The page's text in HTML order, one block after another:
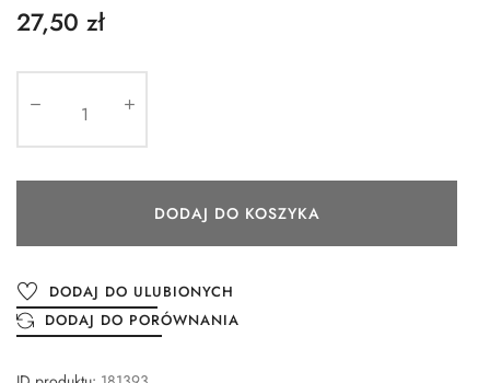
27,50 zł
DODAJ DO KOSZYKA
DODAJ DO ULUBIONYCH
DODAJ DO PORÓWNANIA